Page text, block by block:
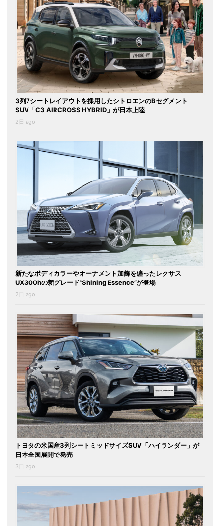
3列7シートレイアウトを採用したシトロエンのBセグメント
SUV「C3 AIRCROSS HYBRID」が日本上陸
2日 ago
新たなボディカラーやオーナメント加飾を纏ったレクサス
UX300hの新グレード“Shining Essence”が登場
2日 ago
トヨタの米国産3列シートミッドサイズSUV「ハイランダー」が
日本全国展開で発売
3日 ago